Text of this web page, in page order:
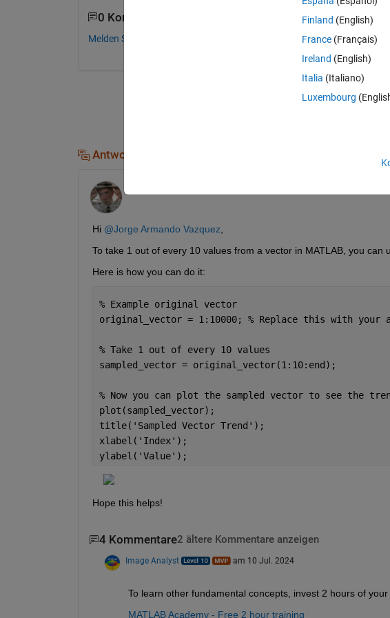
0 Kommentare
Melden Sie sich an, um zu kommentieren.
Antworten (1)
Hi @Jorge Armando Vazquez,
To take 1 out of every 10 values from a vector in MATLAB, you can
Here is how you can do it:
% Example original vector
original_vector = 1:10000; % Replace this with your
% Take 1 out of every 10 values
sampled_vector = original_vector(1:10:end);
% Now you can plot the sampled vector to see the
plot(sampled_vector);
title( 'Sampled Vector Trend' );
xlabel( 'Index' );
ylabel( 'Value' );
Hope this helps!
4 Kommentare2 ältere Kommentare anzeigen
Image Analyst am 10 Jul. 2024
To learn other fundamental concepts, invest 2 hours of
MATLAB Academy - Free 2 hour training
Finland (English)
France (Français)
Ireland (English)
Italia (Italiano)
Luxembourg